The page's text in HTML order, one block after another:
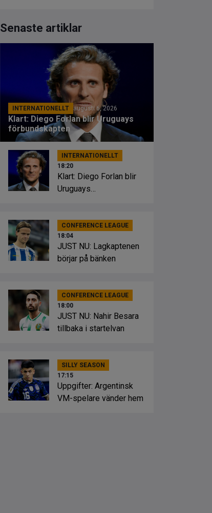
Senaste artiklar
INTERNATIONELLT augusti 6, 2026
Klart: Diego Forlan blir Uruguays
förbundskapten
INTERNATIONELLT
18:20
Klart: Diego Forlan blir
Uruguays
CONFERENCE LEAGUE
18:04
JUST NU: Lagkaptenen
börjar på bänken
CONFERENCE LEAGUE
18:00
JUST NU: Nahir Besara
tillbaka i startelvan
SILLY SEASON
17:15
Uppgifter: Argentinsk
VM-spelare vänder hem